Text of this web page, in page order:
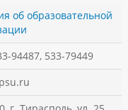
об образовательной
94487, 533-79449